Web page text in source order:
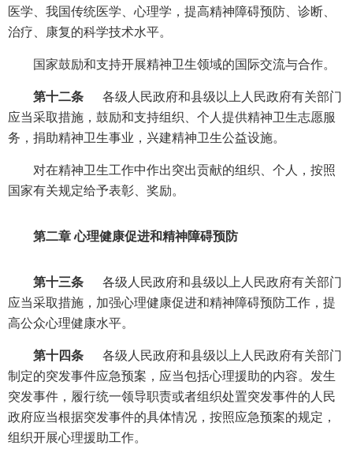
医学、我国传统医学、心理学，提高精神障碍预防、诊断、
治疗、康复的科学技术水平。
国家鼓励和支持开展精神卫生领域的国际交流与合作。
第十二条
各级人民政府和县级以上人民政府有关部门
应当采取措施，鼓励和支持组织、个人提供精神卫生志愿服
务，捐助精神卫生事业，兴建精神卫生公益设施。
对在精神卫生工作中作出突出贡献的组织、个人，按照
国家有关规定给予表彰、奖励。
第二章 心理健康促进和精神障碍预防
第十三条
各级人民政府和县级以上人民政府有关部门
应当采取措施，加强心理健康促进和精神障碍预防工作，提
高公众心理健康水平。
第十四条
各级人民政府和县级以上人民政府有关部门
制定的突发事件应急预案，应当包括心理援助的内容。发生
突发事件，履行统一领导职责或者组织处置突发事件的人民
政府应当根据突发事件的具体情况，按照应急预案的规定，
组织开展心理援助工作。